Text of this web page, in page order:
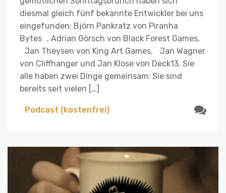
diesmal gleich fünf bekannte Entwickler bei uns
eingefunden: Björn Pankratz von Piranha
Bytes , Adrian Görsch von Black Forest Games,
Jan Theysen von King Art Games, Jan Wagner
von Cliffhanger und Jan Klose von Deck13. Sie
alle haben zwei Dinge gemeinsam: Sie sind
bereits seit vielen […]
Podcast (kostenfrei)